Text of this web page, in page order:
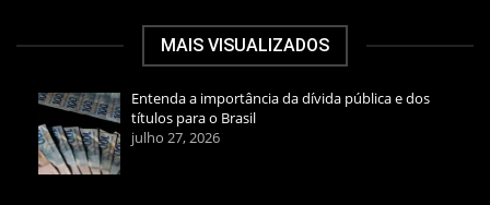
MAIS VISUALIZADOS
Entenda a importância da dívida pública e dos
títulos para o Brasil
julho 27, 2026